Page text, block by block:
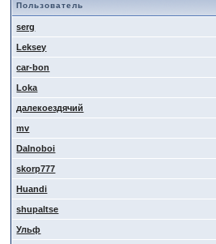
Пользователь
serg
Leksey
car-bon
Loka
далекоездячий
mv
Dalnoboi
skorp777
Huandi
shupaltse
Ульф